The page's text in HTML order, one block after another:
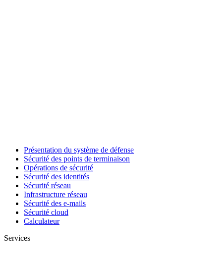
Présentation du système de défense
Sécurité des points de terminaison
Opérations de sécurité
Sécurité des identités
Sécurité réseau
Infrastructure réseau
Sécurité des e-mails
Sécurité cloud
Calculateur
Services